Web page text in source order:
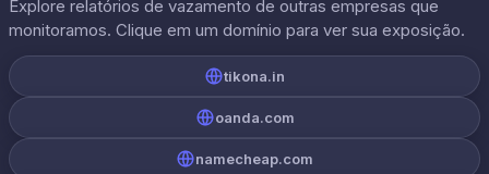
Explore relatórios de vazamento de outras empresas que
monitoramos. Clique em um domínio para ver sua exposição.
tikona.in
oanda.com
namecheap.com